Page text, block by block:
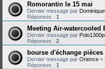
Romorantin le 15 mai
Dernier message par
Réponses : 1
Meeting Air-watercooled
Dernier message par
Réponses : 2
bourse d'échange
Dernier message par Orience «
Réponses : 1